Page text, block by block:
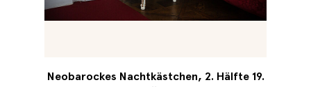
Neobarockes Nachtkästchen, 2. Hälfte 19.